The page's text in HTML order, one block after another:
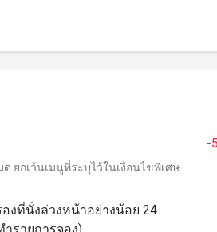
-
ยกเว้นเมนูที่ระบุไว้ในเงื่อนไขพิเศษ
งที่นั่งล่วงหน้าอย่างน้อย 24